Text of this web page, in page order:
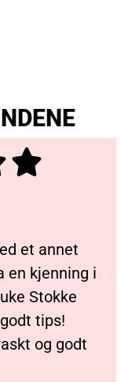
et annet
en kjenning i
Stokke
tips!
og godt